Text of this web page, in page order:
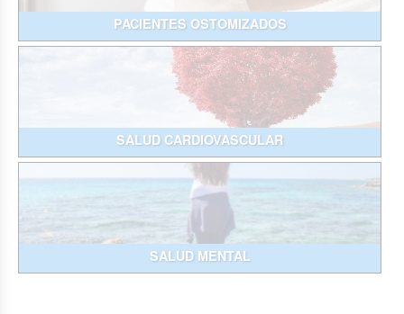
PACIENTES OSTOMIZADOS
SALUD CARDIOVASCULAR
SALUD MENTAL